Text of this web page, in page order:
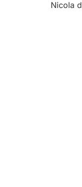
Nicola